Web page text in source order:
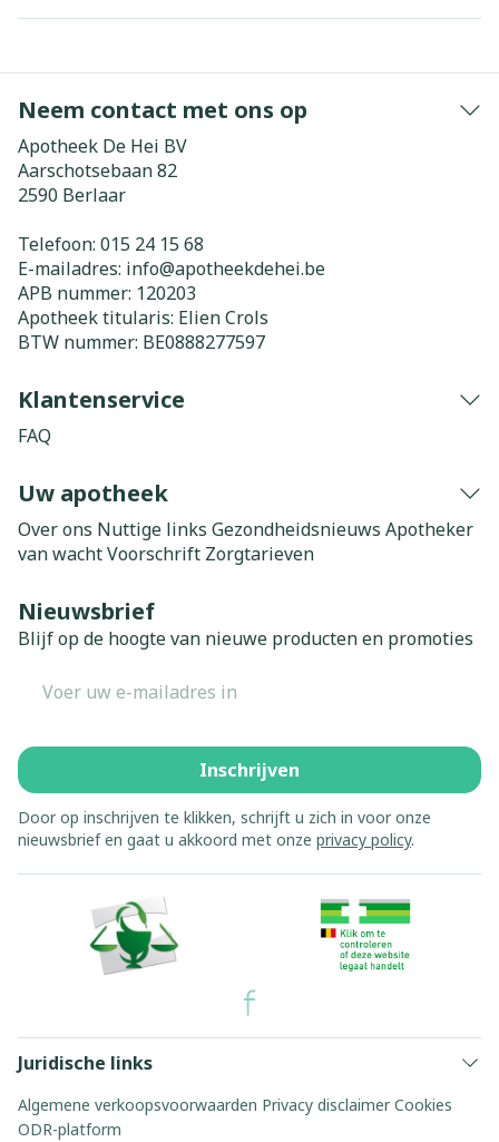
Neem contact met ons op
Apotheek De Hei BV
Aarschotsebaan 82
2590 Berlaar
Telefoon: 015 24 15 68
E-mailadres: info@apotheekdehei.be
APB nummer: 120203
Apotheek titularis: Elien Crols
BTW nummer: BE0888277597
Klantenservice
FAQ
Uw apotheek
Over ons Nuttige links Gezondheidsnieuws Apotheker
van wachtVoorschrift Zorgtarieven
Nieuwsbrief
Blijf op de hoogte van nieuwe producten en promoties
Inschrijven
Door op inschrijven te klikken, schrijft u zich in voor onze
nieuwsbrief en gaat u akkoord met onze privacy policy.
Juridische links
Algemene verkoopsvoorwaarden Privacy disclaimer Cookies
ODR-platform